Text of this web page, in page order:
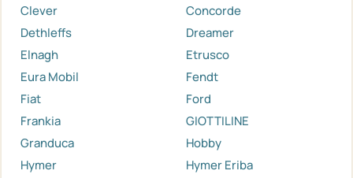
Clever
Concorde
Dethleffs
Dreamer
Elnagh
Etrusco
Eura Mobil
Fendt
Fiat
Ford
Frankia
GIOTTILINE
Granduca
Hobby
Hymer
Hymer Eriba